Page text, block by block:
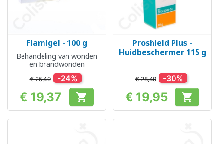
Flamigel - 100 g
Behandeling van wonden
en brandwonden
€ 25,49 -24%
Prijs
€ 19,37 
Proshield Plus -
Huidbeschermer 115 g
€ 28,49 -30%
Prijs
€ 19,95 